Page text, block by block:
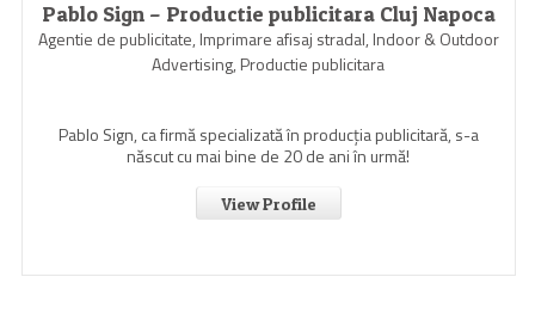
Pablo Sign – Productie publicitara Cluj Napoca
Agentie de publicitate, Imprimare afisaj stradal, Indoor & Outdoor
Advertising, Productie publicitara
Pablo Sign, ca firmă specializată în producția publicitară, s-a
născut cu mai bine de 20 de ani în urmă!
View Profile